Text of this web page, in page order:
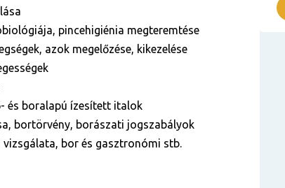
pincehigiénia megteremtése
azok megelőzése, kikezelése
és boralapú ízesített italok
bortörvény, borászati jogszabályok
vizsgálata, bor és gasztronómi stb.